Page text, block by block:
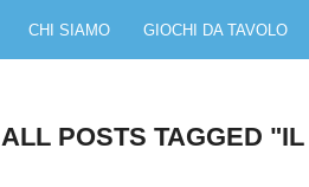
CHI SIAMO GIOCHI DA TAVOLO
ALL POSTS TAGGED